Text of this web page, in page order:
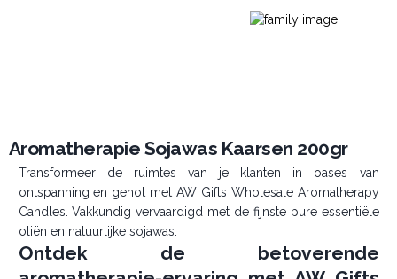
Aromatherapie Sojawas Kaarsen 200gr
Transformeer de ruimtes van je klanten in oases van
ontspanning en genot met AW Gifts Wholesale Aromatherapy
Candles. Vakkundig vervaardigd met de fijnste pure essentiële
oliën en natuurlijke sojawas.
Ontdek de betoverende